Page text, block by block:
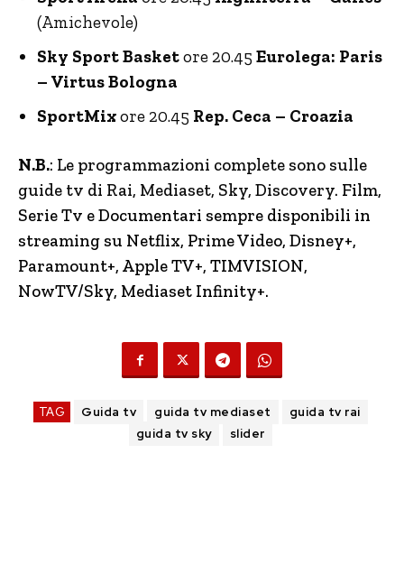
(Amichevole)
Sky Sport Basketore 20.45 Eurolega: Paris
– Virtus Bologna
SportMixore 20.45 Rep. Ceca – Croazia
N.B.: Le programmazioni complete sono sulle
guide tv di Rai, Mediaset, Sky, Discovery. Film,
Serie Tv e Documentari sempre disponibili in
streaming su Netflix, Prime Video, Disney+,
Paramount+, Apple TV+, TIMVISION,
NowTV/Sky, Mediaset Infinity+.
TAG Guida tv guida tv mediaset
guida tv rai
guida tv sky
slider